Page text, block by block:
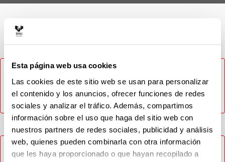
Esta página web usa cookies
Las cookies de este sitio web se usan para personalizar
el contenido y los anuncios, ofrecer funciones de redes
sociales y analizar el tráfico. Además, compartimos
información sobre el uso que haga del sitio web con
nuestros partners de redes sociales, publicidad y análisis
web, quienes pueden combinarla con otra información
que les haya proporcionado o que hayan recopilado a
Materia
No ha sido posible cargar el contenido, inténtelo más
tarde. En caso de que el problema persista contacte con
el CAU (Tlf: 946014400 / Email: cau@ehu.eus / Web:
https://lagun.ehu.eus).
No ha sido posible cargar el contenido, inténtelo más
tarde. En caso de que el problema persista contacte con